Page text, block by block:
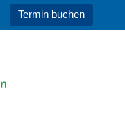
Termin buchen